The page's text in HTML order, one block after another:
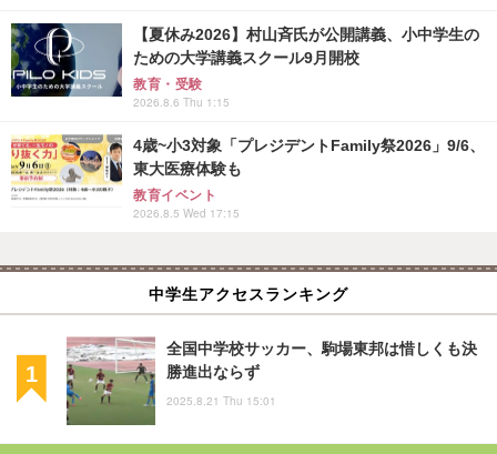
【夏休み2026】村山斉氏が公開講義、小中学生の
ための大学講義スクール9月開校
教育・受験
2026.8.6 Thu 1:15
4歳~小3対象「プレジデントFamily祭2026」9/6、
東大医療体験も
教育イベント
2026.8.5 Wed 17:15
中学生アクセスランキング
全国中学校サッカー、駒場東邦は惜しくも決
勝進出ならず
2025.8.21 Thu 15:01